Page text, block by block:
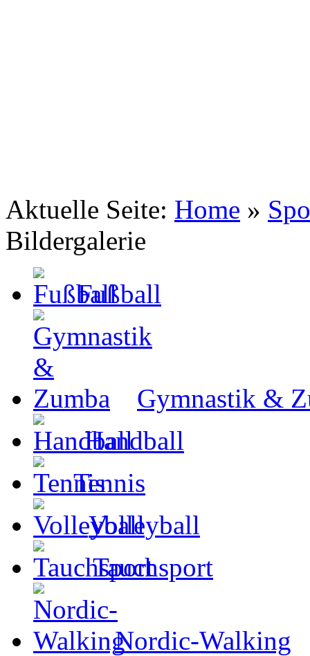
Aktuelle Seite: Home »
Bildergalerie
Fußball
Gymnastik &
Handball
Tennis
Volleyball
Tauchsport
Nordic-Walking